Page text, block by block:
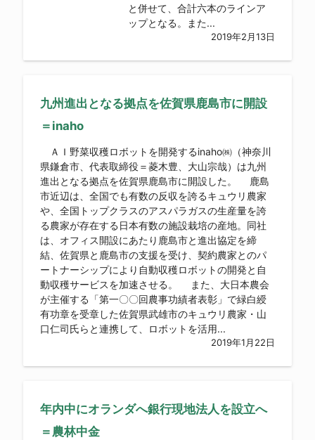
と併せて、合計六本のラインア
ップとなる。また...
2019年2月13日
九州進出となる拠点を佐賀県鹿島市に開設
＝inaho
ＡＩ野菜収穫ロボットを開発するinaho㈱（神奈川
県鎌倉市、代表取締役＝菱木豊、大山宗哉）は九州
進出となる拠点を佐賀県鹿島市に開設した。 鹿島
市近辺は、全国でも有数の反収を誇るキュウリ農家
や、全国トップクラスのアスパラガスの生産量を誇
る農家が存在する日本有数の施設栽培の産地。同社
は、オフィス開設にあたり鹿島市と進出協定を締
結、佐賀県と鹿島市の支援を受け、契約農家とのパ
ートナーシップにより自動収穫ロボットの開発と自
動収穫サービスを加速させる。 また、大日本農会
が主催する「第一〇〇回農事功績者表彰」で緑白綬
有功章を受章した佐賀県武雄市のキュウリ農家・山
口仁司氏らと連携して、ロボットを活用...
2019年1月22日
年内中にオランダへ銀行現地法人を設立へ
＝農林中金